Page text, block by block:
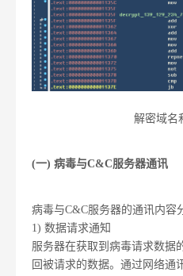
解密域名
(一) 病毒与C&C服务器通讯
病毒与C&C服务器的通讯内容
1) 数据请求通知
服务器在获取到病毒请求数据
回被请求的数据。通过网络通